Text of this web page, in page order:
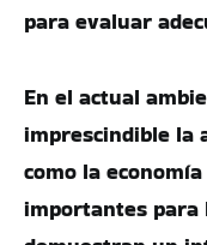
para evaluar
En el actual
imprescindible la
como la
importantes para